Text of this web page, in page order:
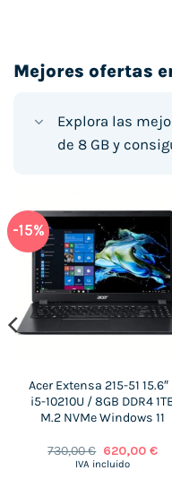
Mejores ofertas
Explora las
de 8 GB y
-15%
Acer Extensa 215-51
i5-10210U / 8GB DDR4
M.2 NVMe Windows 11
730,00€ El
precio
620,00 €El
IVA incluido